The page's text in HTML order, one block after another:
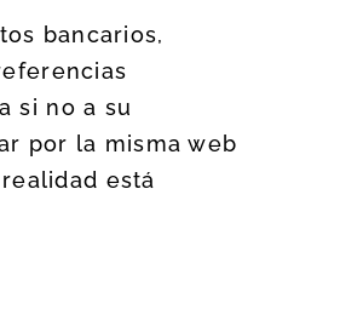
bancarios,
si no a su
por la misma web
está